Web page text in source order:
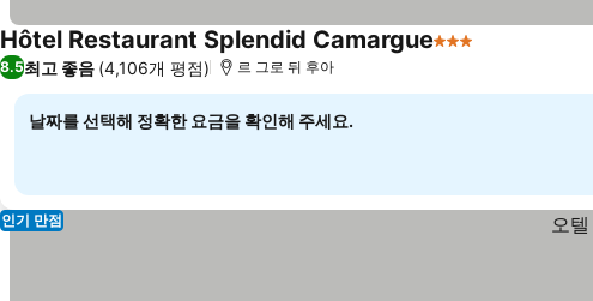
Hôtel Restaurant Splendid Camargue3 성급
8.5최고 좋음 (4,106개 평점) 르 그로 뒤 후아
날짜를 선택해 정확한 요금을 확인해 주세요.
인기 만점